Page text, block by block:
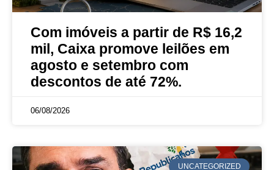
Com imóveis a partir de R$ 16,2
mil, Caixa promove leilões em
agosto e setembro com
descontos de até 72%.
06/08/2026
UNCATEGORIZED